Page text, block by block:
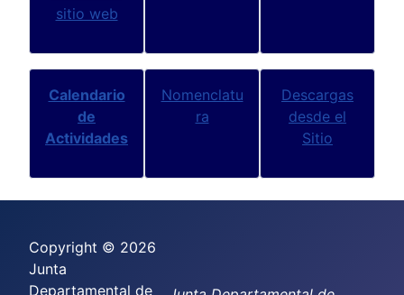
sitio web
Calendario
de
Actividades
Nomenclatu
ra
Descargas
desde el
Sitio
Copyright © 2026
Junta
Departamental de